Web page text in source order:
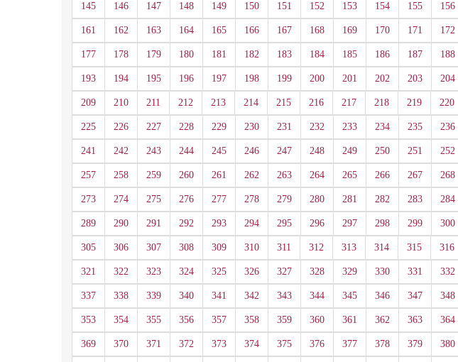
145 146 147 148 149 150 151 152 153 154 155 156
161 162 163 164 165 166 167 168 169 170 171 172
177 178 179 180 181 182 183 184 185 186 187 188
193 194 195 196 197 198 199 200 201 202 203 204
209 210 211 212 213 214 215 216 217 218 219 220
225 226 227 228 229 230 231 232 233 234 235 236
241 242 243 244 245 246 247 248 249 250 251 252
257 258 259 260 261 262 263 264 265 266 267 268
273 274 275 276 277 278 279 280 281 282 283 284
289 290 291 292 293 294 295 296 297 298 299 300
305 306 307 308 309 310 311 312 313 314 315 316
321 322 323 324 325 326 327 328 329 330 331 332
337 338 339 340 341 342 343 344 345 346 347 348
353 354 355 356 357 358 359 360 361 362 363 364
369 370 371 372 373 374 375 376 377 378 379 380